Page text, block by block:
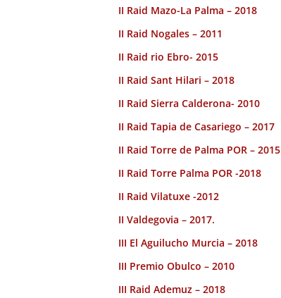
II Raid Mazo-La Palma – 2018
II Raid Nogales – 2011
II Raid rio Ebro- 2015
II Raid Sant Hilari – 2018
II Raid Sierra Calderona- 2010
II Raid Tapia de Casariego – 2017
II Raid Torre de Palma POR – 2015
II Raid Torre Palma POR -2018
II Raid Vilatuxe -2012
II Valdegovia – 2017.
III El Aguilucho Murcia – 2018
III Premio Obulco – 2010
III Raid Ademuz – 2018